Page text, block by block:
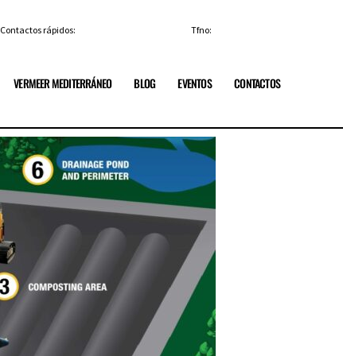
Contactos rápidos: Tfno:
VERMEER MEDITERRÁNEO BLOG EVENTOS CONTACTOS